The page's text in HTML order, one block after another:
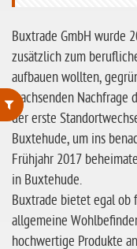
ohne Weizenstärke
laktosefrei
ohne Hefe
ohne Ei
Buxtrade GmbH wurde
zusätzlich zum
aufbauen wollten,
wachsenden Nachfrage
der erste
Buxtehude, um ins
Frühjahr 2017
in Buxtehude.
Buxtrade bietet egal ob
allgemeine
hochwertige Produkte